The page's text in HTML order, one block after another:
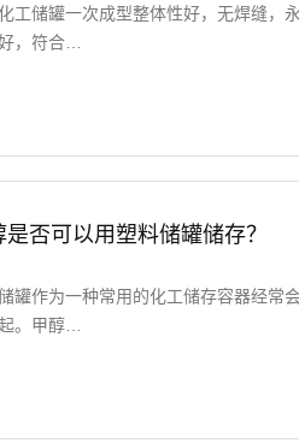
工储罐一次成型整体性好，无焊缝，
，符合…
是否可以用塑料储罐储存？
罐作为一种常用的化工储存容器经常
。甲醇…